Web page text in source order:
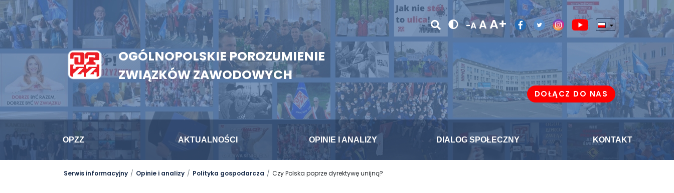
-A AA+
OGÓLNOPOLSKIE POROZUMIENIE
ZWIĄZKÓW ZAWODOWYCH
DOŁĄCZ DO NAS
OPZZ AKTUALNOŚCI OPINIE I ANALIZY DIALOG SPOŁECZNY KONTAKT
Serwis informacyjny Opinie i analizy Polityka gospodarcza Czy Polska poprze dyrektywę unijną?